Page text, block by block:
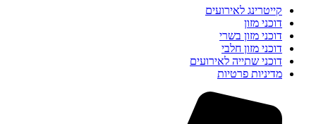
קייטרינג לאירועים
דוכני מזון
דוכני מזון בשרי
דוכני מזון חלבי
דוכני שתייה לאירועים
מדיניות פרטיות